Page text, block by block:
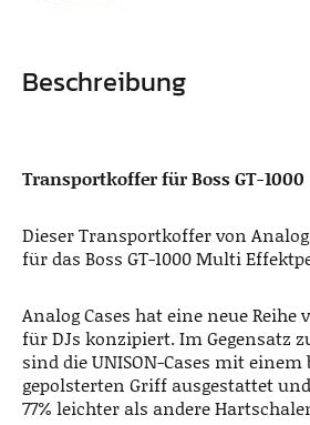
Beschreibung
Transportkoffer für Boss GT-1000
Dieser Transportkoffer von
für das Boss GT-1000 Multi
Analog Cases hat eine neue Reihe
für DJs konzipiert. Im Gegensatz
sind die UNISON-Cases mit einem
gepolsterten Griff ausgestattet
77% leichter als andere